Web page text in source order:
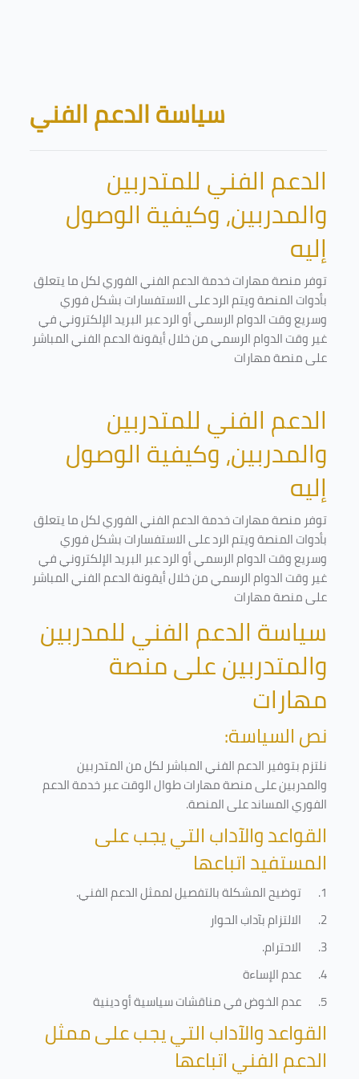
Blocks
سياسة الدعم الفني
الدعم الفني للمتدربين
والمدربين، وكيفية الوصول
إليه
توفر منصة مهارات خدمة الدعم الفني الفوري لكل ما يتعلق
بأدوات المنصة ويتم الرد على الاستفسارات بشكل فوري
وسريع وقت الدوام الرسمي أو الرد عبر البريد الإلكتروني في
غير وقت الدوام الرسمي من خلال أيقونة الدعم الفني المباشر
على منصة مهارات
الدعم الفني للمتدربين
والمدربين، وكيفية الوصول
إليه
توفر منصة مهارات خدمة الدعم الفني الفوري لكل ما يتعلق
بأدوات المنصة ويتم الرد على الاستفسارات بشكل فوري
وسريع وقت الدوام الرسمي أو الرد عبر البريد الإلكتروني في
غير وقت الدوام الرسمي من خلال أيقونة الدعم الفني المباشر
على منصة مهارات
سياسة الدعم الفني للمدربين
والمتدربين على منصة
مهارات
نص السياسة:
نلتزم بتوفير الدعم الفني المباشر لكل من المتدربين
والمدربين على منصة مهارات طوال الوقت عبر خدمة الدعم
الفوري المساند على المنصة.
القواعد والآداب التي يجب على
المستفيد اتباعها
1. توضيح المشكلة بالتفصيل لممثل الدعم الفني.
2.
الالتزام بآداب الحوار
3.
الاحترام.
4.
عدم الإساءة
5.
عدم الخوض في مناقشات سياسية أو دينية
القواعد والآداب التي يجب على ممثل
الدعم الفني اتباعها